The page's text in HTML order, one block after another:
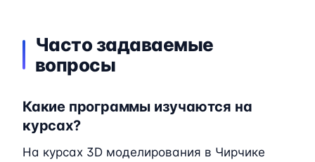
Часто задаваемые
вопросы
Какие программы изучаются на
курсах?
На курсах 3D моделирования в Чирчике